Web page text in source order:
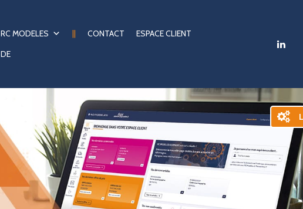
RC MODELES || CONTACT
ESPACE CLIENT
DE